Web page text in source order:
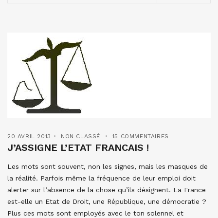
20 AVRIL 2013 NON CLASSÉ 15 COMMENTAIRES
J’ASSIGNE L’ETAT FRANCAIS !
Les mots sont souvent, non les signes, mais les masques de
la réalité. Parfois même la fréquence de leur emploi doit
alerter sur l’absence de la chose qu’ils désignent. La France
est-elle un Etat de Droit, une République, une démocratie ?
Plus ces mots sont employés avec le ton solennel et